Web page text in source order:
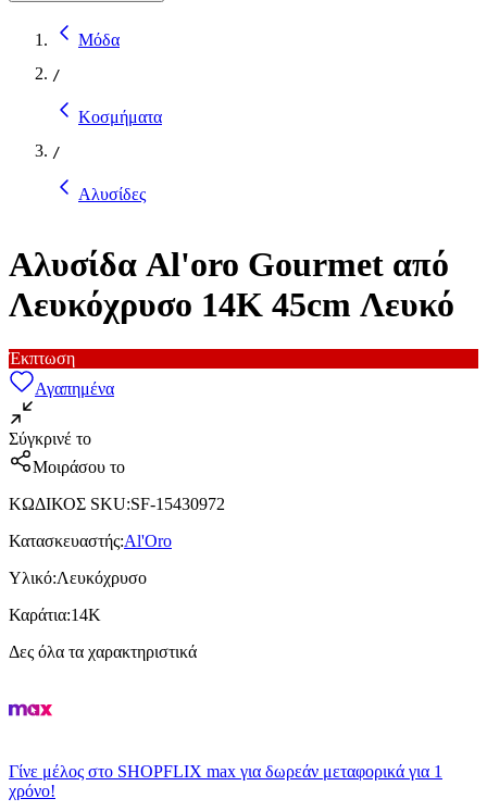
Μόδα
/
Κοσμήματα
/
Αλυσίδες
Αλυσίδα Al'oro Gourmet από
Λευκόχρυσο 14K 45cm Λευκό
Έκπτωση
Αγαπημένα
Σύγκρινέ το
Μοιράσου το
ΚΩΔΙΚΟΣ SKU:SF-15430972
Κατασκευαστής:Al'Oro
Υλικό:Λευκόχρυσο
Καράτια:14Κ
Δες όλα τα χαρακτηριστικά
Γίνε μέλος στο SHOPFLIX max για δωρεάν μεταφορικά για 1
χρόνο!